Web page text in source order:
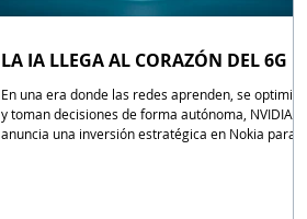
LA IA LLEGA AL CORAZÓN DEL 6G
En una era donde las redes aprenden, se optimizan
y toman decisiones de forma autónoma, NVIDIA
anuncia una inversión estratégica en Nokia para